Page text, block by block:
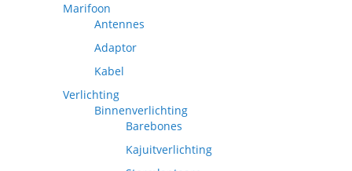
Marifoon
Antennes
Adaptor
Kabel
Verlichting
Binnenverlichting
Barebones
Kajuitverlichting